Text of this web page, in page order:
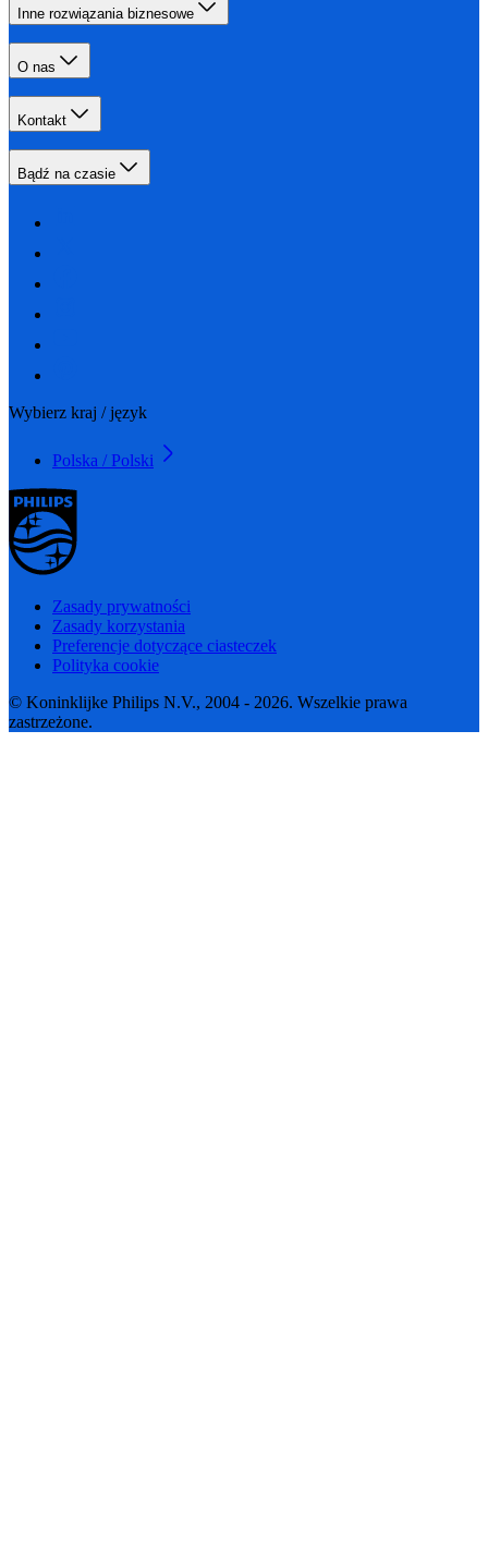
Inne rozwiązania biznesowe
O nas
Kontakt
Bądź na czasie
Wybierz kraj / język
Polska / Polski
Zasady prywatności
Zasady korzystania
Preferencje dotyczące ciasteczek
Polityka cookie
© Koninklijke Philips N.V., 2004 - 2026. Wszelkie prawa
zastrzeżone.